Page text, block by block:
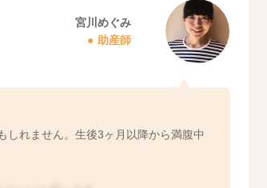
宮川めぐみ
助産師
しれません。生後3ヶ月以降から満腹中